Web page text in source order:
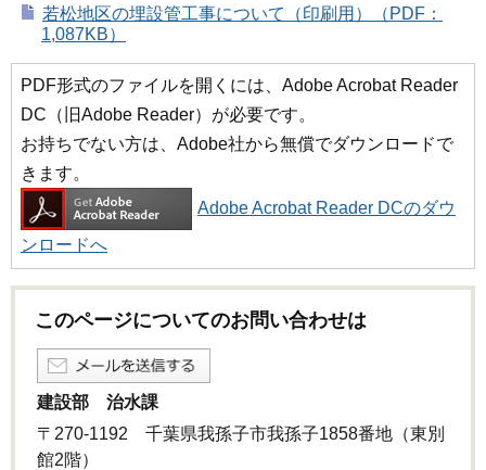
若松地区の埋設管工事について（印刷用）（PDF：
1,087KB）
PDF形式のファイルを開くには、Adobe Acrobat Reader
DC（旧Adobe Reader）が必要です。
お持ちでない方は、Adobe社から無償でダウンロードで
きます。
Adobe Acrobat Reader DCのダウ
ンロードへ
このページについてのお問い合わせは
建設部 治水課
〒270-1192 千葉県我孫子市我孫子1858番地（東別
館2階）